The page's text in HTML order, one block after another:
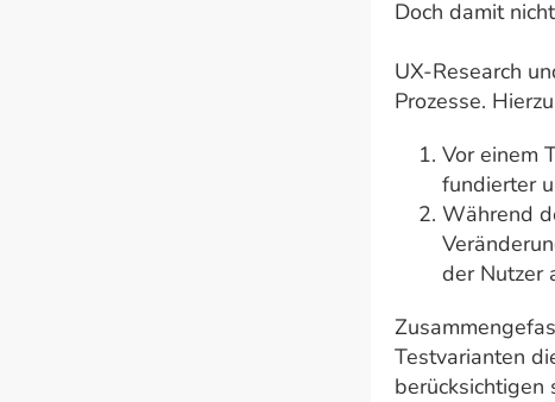
Doch damit
UX-Research
Prozesse.
Vor einem
fundierter
Während
der Nutzer
Testvarianten
berücksichtigen